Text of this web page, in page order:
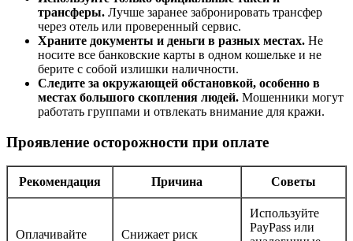
трансферы. Лучше заранее забронировать трансфер
через отель или проверенный сервис.
Храните документы и деньги в разных местах. Не
носите все банковские карты в одном кошельке и не
берите с собой излишки наличности.
Следите за окружающей обстановкой, особенно в
местах большого скопления людей. Мошенники могут
работать группами и отвлекать внимание для кражи.
Проявление осторожности при оплате
Рекомендация Причина Советы
Оплачивайте
Снижает риск
Используйте
PayPass или